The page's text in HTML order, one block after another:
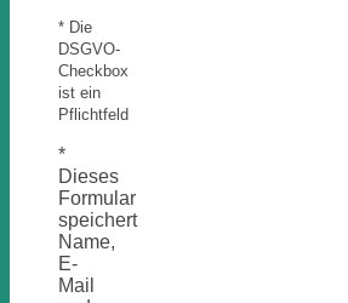
* Die
DSGVO-
Checkbox
ist ein
Pflichtfeld
*
Dieses
Formular
speichert
Name,
E-
Mail